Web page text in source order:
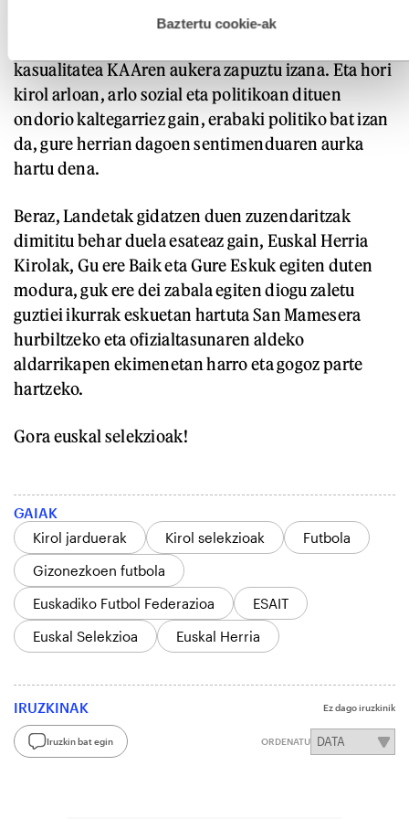
esplizitua ematen diguzu.Gehiago irakurri
Baztertu cookie-ak
da kasualitatea Euskadiko Futbol Federazioak
kasualitatea KAAren aukera zapuztu izana. Eta hori
kirol arloan, arlo sozial eta politikoan dituen
ondorio kaltegarriez gain, erabaki politiko bat izan
da, gure herrian dagoen sentimenduaren aurka
hartu dena.
Beraz, Landetak gidatzen duen zuzendaritzak
dimititu behar duela esateaz gain, Euskal Herria
Kirolak, Gu ere Baik eta Gure Eskuk egiten duten
modura, guk ere dei zabala egiten diogu zaletu
guztiei ikurrak eskuetan hartuta San Mamesera
hurbiltzeko eta ofizialtasunaren aldeko
aldarrikapen ekimenetan harro eta gogoz parte
hartzeko.
Gora euskal selekzioak!
GAIAK
Kirol jarduerak
Kirol selekzioak
Futbola
Gizonezkoen futbola
Euskadiko Futbol Federazioa
ESAIT
Euskal Selekzioa
Euskal Herria
IRUZKINAK Ez dago iruzkinik
Iruzkin bat egin ORDENATU